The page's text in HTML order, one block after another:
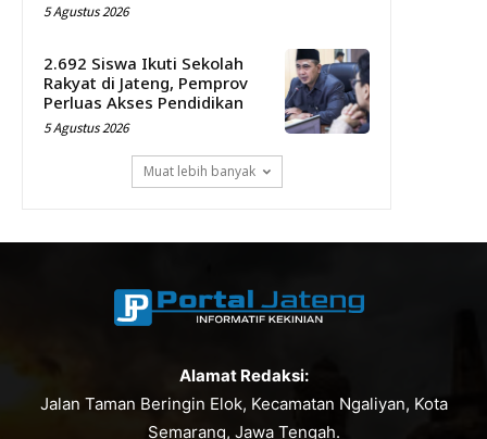
5 Agustus 2026
2.692 Siswa Ikuti Sekolah
Rakyat di Jateng, Pemprov
Perluas Akses Pendidikan
5 Agustus 2026
Muat lebih banyak
Alamat Redaksi:
Jalan Taman Beringin Elok, Kecamatan Ngaliyan, Kota
Semarang, Jawa Tengah.